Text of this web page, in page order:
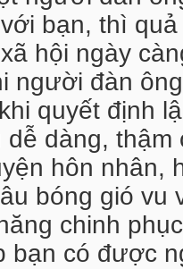
bạn, thì
hội ngày
người đàn
quyết định
dễ dàng,
hôn nhân,
bóng gió vu
chinh
bạn có được